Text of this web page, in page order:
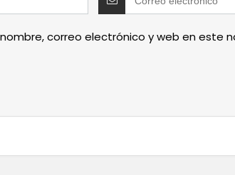
correo electrónico y web en este